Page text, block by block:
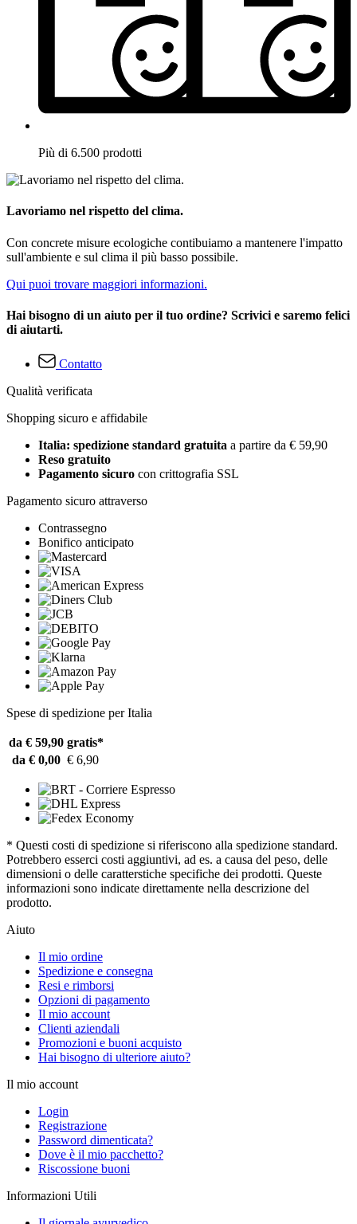
Più di 6.500 prodotti
Lavoriamo nel rispetto del clima.
Con concrete misure ecologiche contibuiamo a mantenere l'impatto
sull'ambiente e sul clima il più basso possibile.
Qui puoi trovare maggiori informazioni.
Hai bisogno di un aiuto per il tuo ordine? Scrivici e saremo felici
di aiutarti.
Contatto
Qualità verificata
Shopping sicuro e affidabile
Italia: spedizione standard gratuita a partire da € 59,90
Reso gratuito
Pagamento sicuro con crittografia SSL
Pagamento sicuro attraverso
Contrassegno
Bonifico anticipato
Spese di spedizione per Italia
da € 59,90 gratis*
da € 0,00 € 6,90
* Questi costi di spedizione si riferiscono alla spedizione standard.
Potrebbero esserci costi aggiuntivi, ad es. a causa del peso, delle
dimensioni o delle caratterstiche specifiche dei prodotti. Queste
informazioni sono indicate direttamente nella descrizione del
prodotto.
Aiuto
Il mio ordine
Spedizione e consegna
Resi e rimborsi
Opzioni di pagamento
Il mio account
Clienti aziendali
Promozioni e buoni acquisto
Hai bisogno di ulteriore aiuto?
Il mio account
Login
Registrazione
Password dimenticata?
Dove è il mio pacchetto?
Riscossione buoni
Informazioni Utili